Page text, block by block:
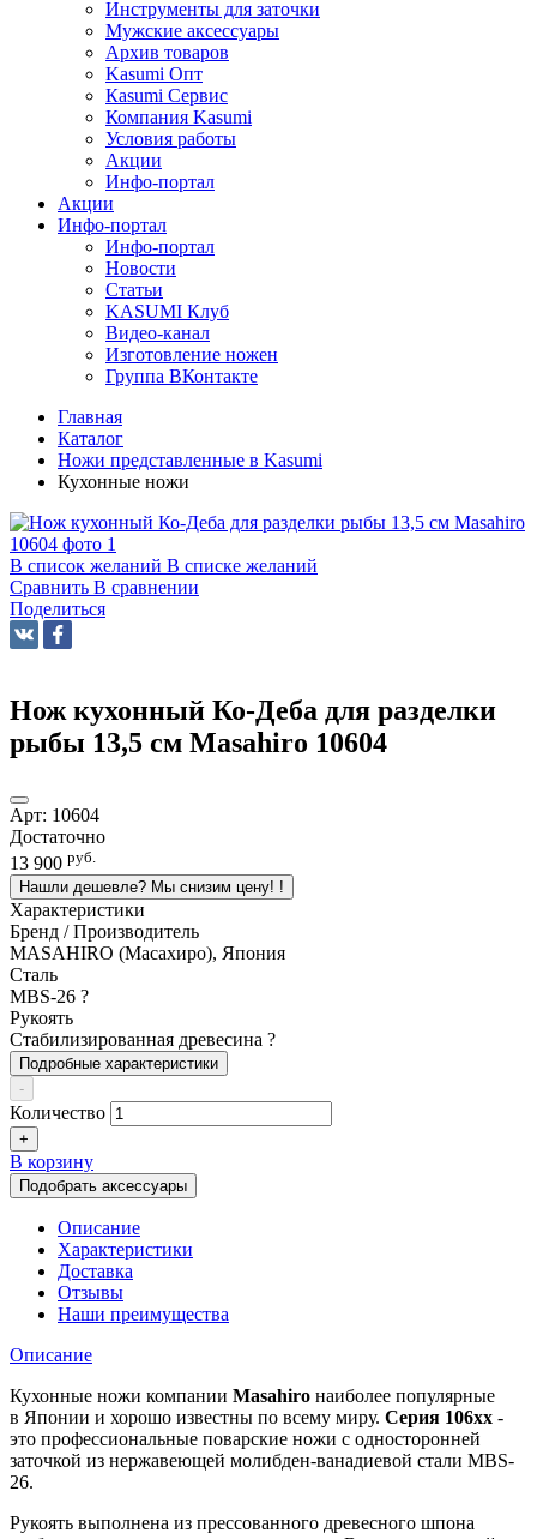
Инструменты для заточки
Мужские аксессуары
Архив товаров
Kasumi Опт
Кasumi Сервис
Компания Kasumi
Условия работы
Акции
Инфо-портал
Акции
Инфо-портал
Инфо-портал
Новости
Статьи
KASUMI Клуб
Видео-канал
Изготовление ножен
Группа ВКонтакте
Главная
Каталог
Ножи представленные в Kasumi
Кухонные ножи
В список желаний В списке желаний
Сравнить В сравнении
Поделиться
Нож кухонный Ко-Деба для разделки
рыбы 13,5 см Masahiro 10604
Арт: 10604
Достаточно
13 900 руб.
Нашли дешевле? Мы снизим цену! !
Характеристики
Бренд / Производитель
MASAHIRO (Масахиро), Япония
Сталь
MBS-26 ?
Рукоять
Стабилизированная древесина ?
Подробные характеристики
-
Количество
+
В корзину
Подобрать аксессуары
Описание
Характеристики
Доставка
Отзывы
Наши преимущества
Описание
Кухонные ножи компании Masahiro наиболее популярные
в Японии и хорошо известны по всему миру. Серия 106хх -
это профессиональные поварские ножи с односторонней
заточкой из нержавеющей молибден-ванадиевой стали MBS-
26.
Рукоять выполнена из прессованного древесного шпона